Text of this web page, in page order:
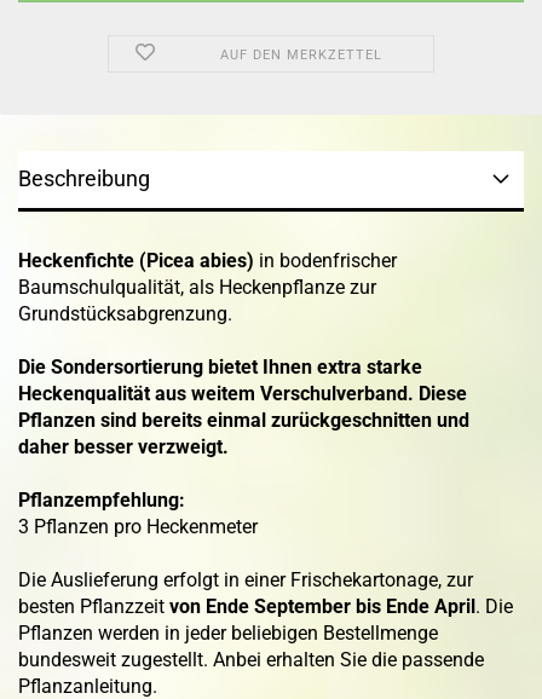
AUF DEN MERKZETTEL
Beschreibung
Heckenfichte (Picea abies) in bodenfrischer
Baumschulqualität, als Heckenpflanze zur
Grundstücksabgrenzung.
Die Sondersortierung bietet Ihnen extra starke
Heckenqualität aus weitem Verschulverband. Diese
Pflanzen sind bereits einmal zurückgeschnitten und
daher besser verzweigt.
Pflanzempfehlung:
3 Pflanzen pro Heckenmeter
Die Auslieferung erfolgt in einer Frischekartonage, zur
besten Pflanzzeit von Ende September bis Ende April. Die
Pflanzen werden in jeder beliebigen Bestellmenge
bundesweit zugestellt. Anbei erhalten Sie die passende
Pflanzanleitung.